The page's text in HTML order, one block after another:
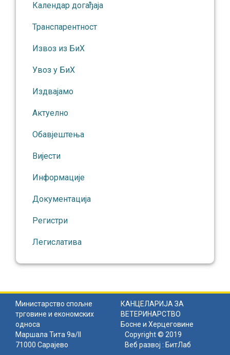
Календар догађаја
Транспарентност
Извоз из БиХ
Увоз у БиХ
Издвајамо
Актуелно
Обавјештења
Вијести
Информације
Документација
Регистри
Легислатива
Министарство спољне
трговине и економских
односа
КАНЦЕЛАРИЈА ЗА
ВЕТЕРИНАРСТВО
Босне и Херцеговине
Маршала Тита 9а/II
71000 Сарајево
Copyright © 2019
Веб развој : БитЛаб